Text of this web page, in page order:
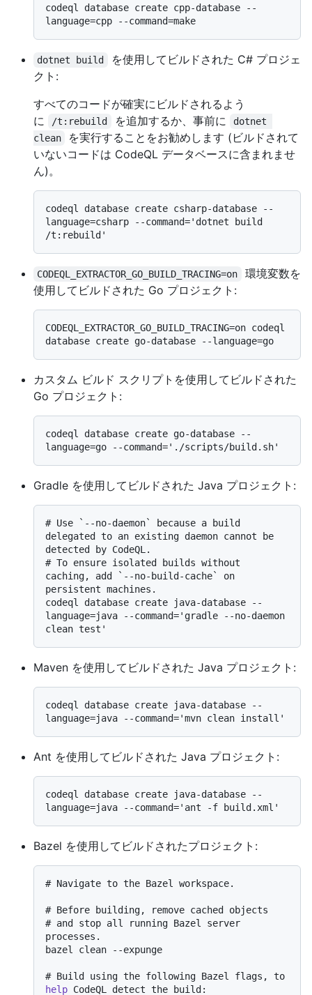
codeql database create cpp-database --
dotnet build
を使用してビルドされた C# プロジェ
クト:
すべてのコードが確実にビルドされるよう
に
/t:rebuild を追加するか、事前に
dotnet
clean
を実行することをお勧めします (ビルドされて
いないコードは CodeQL データベースに含まれませ
ん)。
codeql database create csharp-database --
language=csharp --command='dotnet build
CODEQL_EXTRACTOR_GO_BUILD_TRACING=on
環境変数を
使用してビルドされた Go プロジェクト:
CODEQL_EXTRACTOR_GO_BUILD_TRACING=on codeql
カスタム ビルド スクリプトを使用してビルドされた
Go プロジェクト:
codeql database create go-database --
Gradle を使用してビルドされた Java プロジェクト:
# Use `--no-daemon` because a build
delegated to an existing daemon cannot be
detected by CodeQL.
# To ensure isolated builds without
caching, add `--no-build-cache` on
persistent machines.
codeql database create java-database --
language=java --command='gradle --no-daemon
Maven を使用してビルドされた Java プロジェクト:
codeql database create java-database --
Ant を使用してビルドされた Java プロジェクト:
codeql database create java-database --
Bazel を使用してビルドされたプロジェクト:
# Navigate to the Bazel workspace.
# Before building, remove cached objects
# and stop all running Bazel server
processes.
#
help CodeQL detect the build: